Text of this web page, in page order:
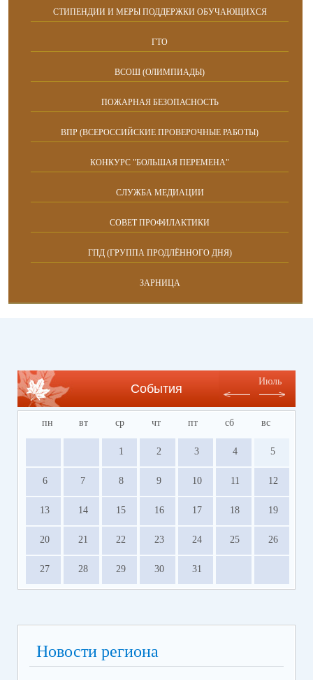
СТИПЕНДИИ И МЕРЫ ПОДДЕРЖКИ ОБУЧАЮЩИХСЯ
ГТО
ВСОШ (ОЛИМПИАДЫ)
ПОЖАРНАЯ БЕЗОПАСНОСТЬ
ВПР (ВСЕРОССИЙСКИЕ ПРОВЕРОЧНЫЕ РАБОТЫ)
КОНКУРС "БОЛЬШАЯ ПЕРЕМЕНА"
СЛУЖБА МЕДИАЦИИ
СОВЕТ ПРОФИЛАКТИКИ
ГПД (ГРУППА ПРОДЛЁННОГО ДНЯ)
ЗАРНИЦА
События
Июль
пн вт ср чт пт сб вс
1 2 3 4 5
6 7 8 9 10 11 12
13 14 15 16 17 18 19
20 21 22 23 24 25 26
27 28 29 30 31
Новости региона